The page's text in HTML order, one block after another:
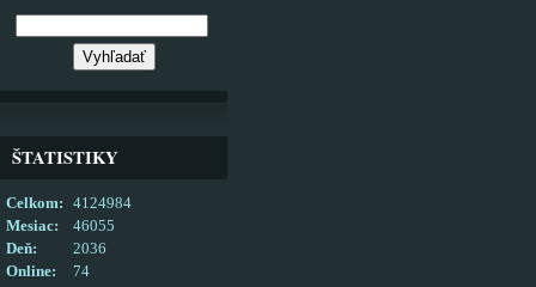
ŠTATISTIKY
Online: 74
Celkom:
4124984
Mesiac:
46055
Deň:
2036